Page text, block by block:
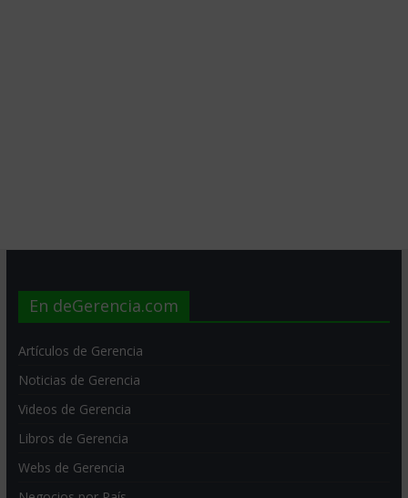
En deGerencia.com
Artículos de Gerencia
Noticias de Gerencia
Videos de Gerencia
Libros de Gerencia
Webs de Gerencia